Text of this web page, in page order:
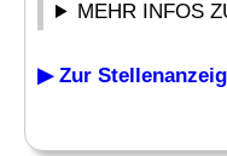
MEHR INFOS
▶ Zur